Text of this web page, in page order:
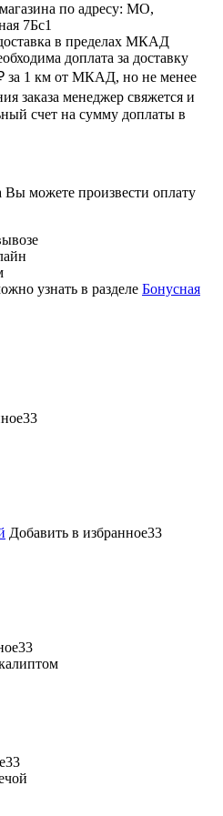
по адресу: МО,
7Бс1
в пределах МКАД
доплата за доставку
за 1 км от МКАД, но не менее
заказа менеджер свяжется и
счет на сумму доплаты в
Вы можете произвести оплату
узнать в разделе Бонусная
Добавить в избранное33